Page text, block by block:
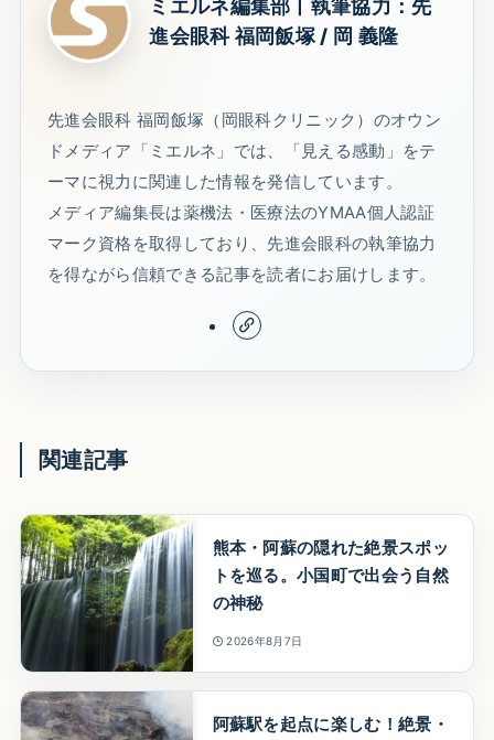
ミエルネ編集部丨執筆協力：先
進会眼科 福岡飯塚 / 岡 義隆
先進会眼科 福岡飯塚（岡眼科クリニック）のオウン
ドメディア「ミエルネ」では、「見える感動」をテ
ーマに視力に関連した情報を発信しています。
メディア編集長は薬機法・医療法のYMAA個人認証
マーク資格を取得しており、先進会眼科の執筆協力
を得ながら信頼できる記事を読者にお届けします。
関連記事
熊本・阿蘇の隠れた絶景スポッ
トを巡る。小国町で出会う自然
の神秘
2026年8月7日
阿蘇駅を起点に楽しむ！絶景・